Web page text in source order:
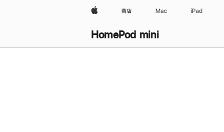
Apple 商店 Mac iPad
HomePod mini